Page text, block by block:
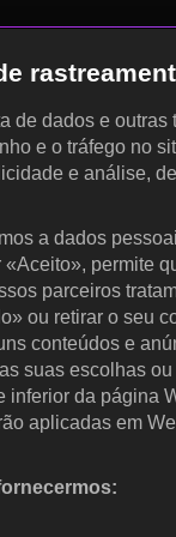
de dados e
e o tráfego no
e análise,
a dados
permite
parceiros
ou retirar o seu
conteúdos e
suas escolhas
da página
aplicadas em